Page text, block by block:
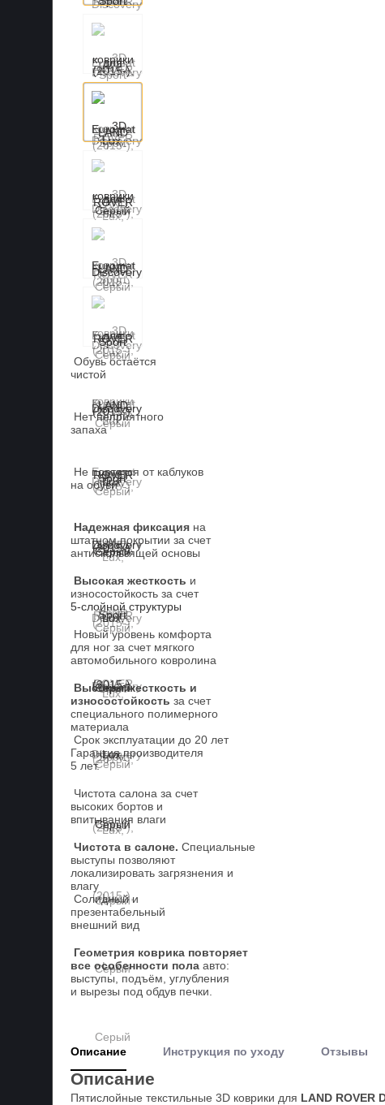
Обувь остаётся
чистой
Нет неприятного
запаха
Не портятся от каблуков
на обуви
Надежная фиксация на
штатном покрытии за счет
антискользящей основы
Высокая жесткость и
износостойкость за счет
5-слойной структуры
Новый уровень комфорта
для ног за счет мягкого
автомобильного ковролина
Высокая жесткость и
износостойкость за счет
специального полимерного
материала
Срок эксплуатации до 20 лет
Гарантия производителя
5 лет.
Чистота салона за счет
высоких бортов и
впитывания влаги
Чистота в салоне. Специальные
выступы позволяют
локализировать загрязнения и
влагу
Солидный и
презентабельный
внешний вид
Геометрия коврика повторяет
все особенности пола авто:
выступы, подъём, углубления
и вырезы под обдув печки.
Описание Инструкция по уходу Отзывы
Описание
Пятислойные текстильные 3D коврики для LAND ROVER